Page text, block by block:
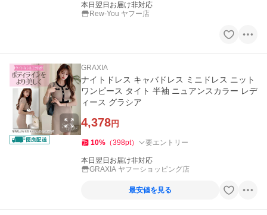
本日翌日お届け非対応
Rew-You ヤフー店
GRAXIA
ナイトドレス キャバドレス ミニドレス ニット
ワンピース タイト 半袖 ニュアンスカラー レデ
ィース グラシア
4,378円
10% （398pt） 要エントリー
本日翌日お届け非対応
GRAXIA ヤフーショッピング店
最安値を見る